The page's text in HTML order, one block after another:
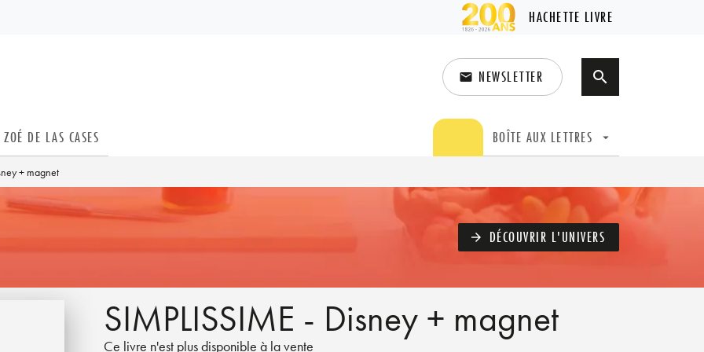
HACHETTE LIVRE
email NEWSLETTER search
ZOÉ DE LAS CASES BOÎTE AUX LETTRES arrow_drop_down
+ magnet
arrow_forward DÉCOUVRIR L'UNIVERS
SIMPLISSIME - Disney + magnet
Ce livre n'est plus disponible à la vente